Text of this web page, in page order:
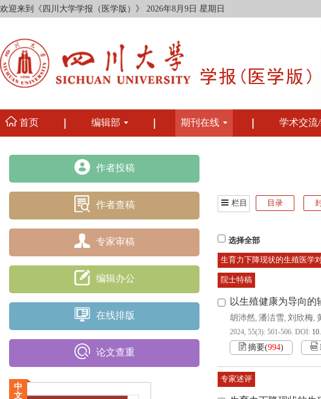
欢迎来到《四川大学学报（医学版）》 2026年8月9日 星期日
首页 编辑部 期刊在线 学术交流
作者投稿
作者查稿
专家审稿
编辑办公
在线排版
论文查重
中
文
栏目 目录
选择全部
生育力下降现状的生殖医学
院士特稿
以生殖健康为导向的
胡沛然, 潘洁雪, 刘欣梅,
2024, 55(3): 501-506. DOI:
摘要(994)
专家述评